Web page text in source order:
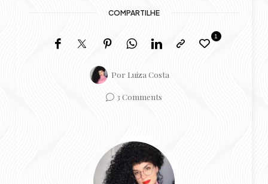
COMPARTILHE
Por Luiza Costa
1
3 Comments